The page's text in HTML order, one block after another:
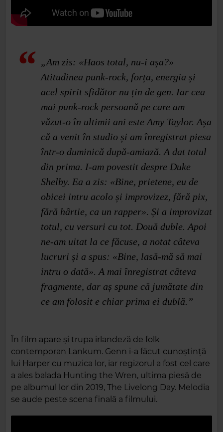
„Am zis: «Haos total, nu‑i așa?»
Atitudinea punk‑rock, forța, energia și
acel spirit sfidător nu țin de gen. Iar cea
mai punk‑rock persoană pe care am
văzut‑o în ultimii ani este Amy Taylor. Așa
că a venit în studio și am înregistrat piesa
într‑o duminică după‑amiază. A dat totul
din prima. I‑am povestit despre Duke
Shelby. Ea a zis: «Bine, prietene, eu de
obicei intru acolo și improvizez, fără pix,
fără hârtie, ca un rapper». Și a improvizat
totul, cu versuri cu tot. Două duble. Apoi
ne‑am uitat la ce făcuse, a notat câteva
lucruri și a spus: «Bine, lasă‑mă să mai
intru o dată». A mai înregistrat câteva
fragmente, dar aș spune că jumătate din
ce am folosit e chiar prima ei dublă.”
În film apare și trupa irlandeză de folk
contemporan Lankum. Genn i‑a făcut cunoștință
lui Harper cu muzica lor, iar regizorul a fost cel care
a ales balada Hunting the Wren, ultima piesă de
pe albumul lor din 2019, The Livelong Day. Melodia
se aude peste scena finală a filmului.